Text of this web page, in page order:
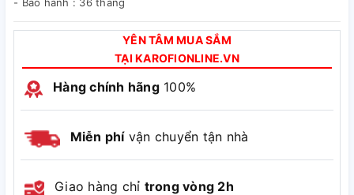
YÊN TÂM MUA SẮM
TẠI KAROFIONLINE.VN
Hàng chính hãng100%
Miễn phívận chuyển tận nhà
Giao hàng chỉ trong vòng 2h